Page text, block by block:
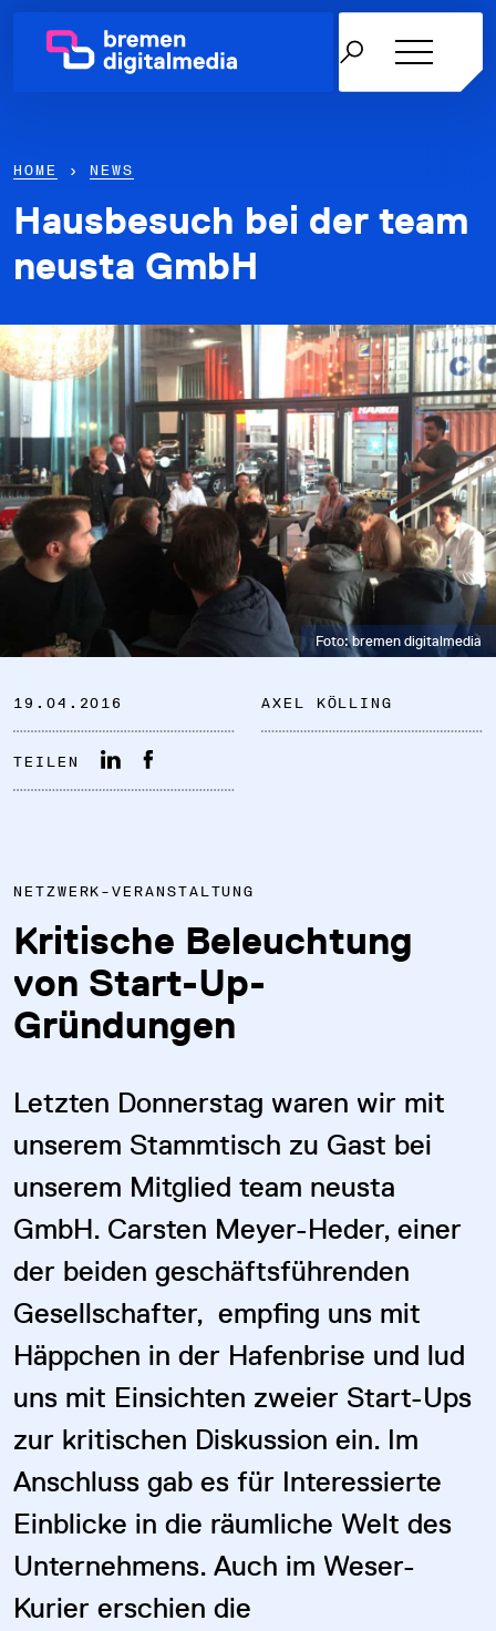
Netzwerk
Über uns
Karriere in der IT
News & Termine
DOWNLOADS
HOME › NEWS
Hausbesuch bei der team
neusta GmbH
Foto: bremen digitalmedia
19.04.2016 AXEL KÖLLING
TEILEN
NETZWERK-VERANSTALTUNG
Kritische Beleuchtung
von Start-Up-
Gründungen
Letzten Donnerstag waren wir mit
unserem Stammtisch zu Gast bei
unserem Mitglied team neusta
GmbH. Carsten Meyer-Heder, einer
der beiden geschäftsführenden
Gesellschafter, empfing uns mit
Häppchen in der Hafenbrise und lud
uns mit Einsichten zweier Start-Ups
zur kritischen Diskussion ein. Im
Anschluss gab es für Interessierte
Einblicke in die räumliche Welt des
Unternehmens. Auch im Weser-
Kurier erschien die